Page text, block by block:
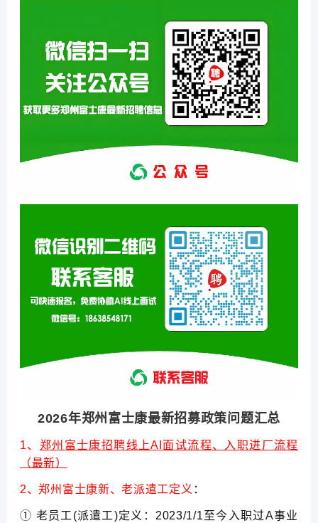
2026年郑州富士康最新招募政策问题汇总
1、 郑州富士康招聘线上AI面试流程、入职进厂流程
（最新）
2、郑州富士康新、老派遣工定义 ：
① 老员工(派遣工)定义：2023/1/1至今入职过A事业